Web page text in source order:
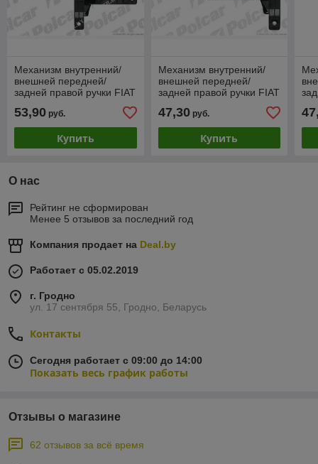
Механизм внутренний/
внешней передней/
задней правой ручки FIAT
1995-2001 Новый!
53,90 руб.
Купить
Механизм внутренний/
внешней передней/
задней правой ручки FIAT
1995-2001 Новый!
47,30руб.
Купить
О нас
Рейтинг не сформирован
Менее 5 отзывов за последний год
Компания продает на Deal.by
Работает с 05.02.2019
г. Гродно
ул. 17 сентября 55, Гродно, Беларусь
Контакты
Сегодня работает с 09:00 до 14:00
Показать весь график работы
Отзывы о магазине
62 отзывов за всё время